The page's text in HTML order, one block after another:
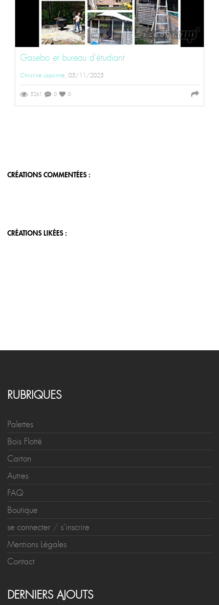
Gasebo et bureau d'étudiant
Christine Lapointe, 05/11/2025
5261 0 0
CRÉATIONS COMMENTÉES :
CRÉATIONS LIKÉES :
RUBRIQUES
Palettes
Bois Flotté
Carton
Autres
FAQ
Boutique
se connecter / s'inscrire
Mentions Légales
Contact
DERNIERS AJOUTS